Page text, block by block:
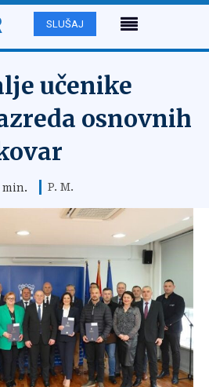
SLUŠAJ
učenike
osnovnih
min. P. M.